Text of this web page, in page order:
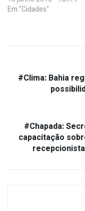
Em "Cidades"
#Clima: Bahia
#Chapada:
capacitação